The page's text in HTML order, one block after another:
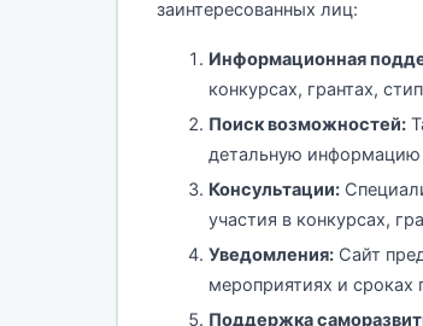
заинтересованных лиц:
Информационная
конкурсах, грантах,
Поиск возможностей:
детальную
Консультации:
участия в конкурсах,
Уведомления: Сайт
мероприятиях и сроках
Поддержка